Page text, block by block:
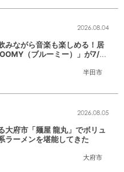
半田市
2026.08.04
みながら音楽も楽しめる！居
（ブルーミー）」が7/3
大府市
2026.08.05
大府市「麺屋 龍丸」でボリュ
ラーメンを堪能してきた